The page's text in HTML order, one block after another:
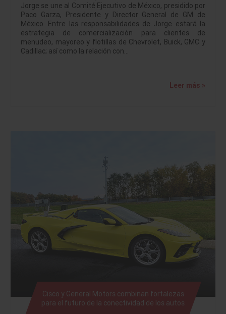
Jorge se une al Comité Ejecutivo de México, presidido por
Paco Garza, Presidente y Director General de GM de
México. Entre las responsabilidades de Jorge estará la
estrategia de comercialización para clientes de
menudeo, mayoreo y flotillas de Chevrolet, Buick, GMC y
Cadillac; así como la relación con…
Leer más »
Cisco y General Motors combinan fortalezas
para el futuro de la conectividad de los autos